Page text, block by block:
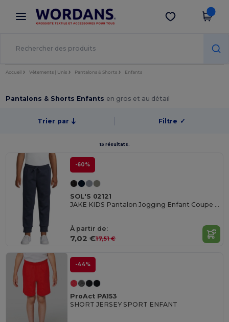
× Appli Wordans
Meilleurs prix sur l’app !
Obtenir l'appli
Accueil Vêtements | Unis Pantalons & Shorts Enfants
Pantalons & Shorts Enfants en gros et au détail
Trier par Filtre ✓
15 résultats.
-60%
SOL'S 02121
JAKE KIDS Pantalon Jogging Enfant Coupe Slim
À partir de:
7,02 €17,51 €
-44%
ProAct PA153
SHORT JERSEY SPORT ENFANT